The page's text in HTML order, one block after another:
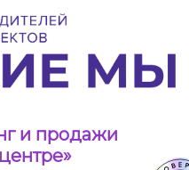
и продажи